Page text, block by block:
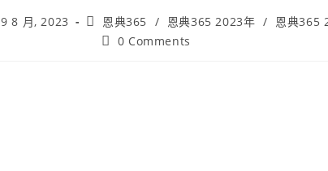
9 8 月, 2023 恩典365 / 恩典365 2023年 /
恩典365
0 Comments